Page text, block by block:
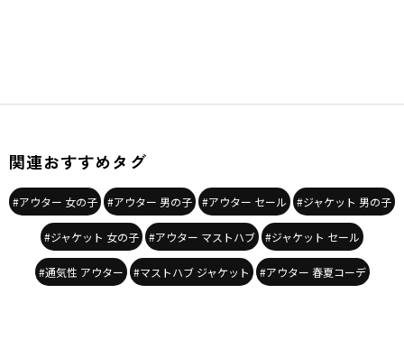
関連おすすめタグ
#アウター 女の子 #アウター 男の子 #アウター セール #ジャケット 男の子
#ジャケット 女の子 #アウター マストハブ #ジャケット セール
#通気性 アウター #マストハブ ジャケット #アウター 春夏コーデ